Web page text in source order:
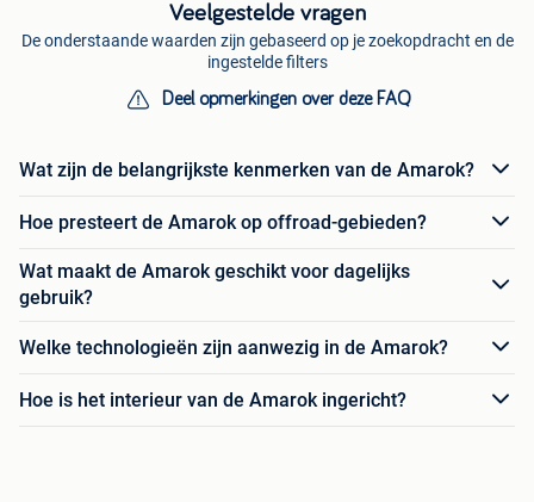
Veelgestelde vragen
De onderstaande waarden zijn gebaseerd op je zoekopdracht en de
ingestelde filters
Deel opmerkingen over deze FAQ
Wat zijn de belangrijkste kenmerken van de Amarok?
Hoe presteert de Amarok op offroad-gebieden?
Wat maakt de Amarok geschikt voor dagelijks
gebruik?
Welke technologieën zijn aanwezig in de Amarok?
Hoe is het interieur van de Amarok ingericht?